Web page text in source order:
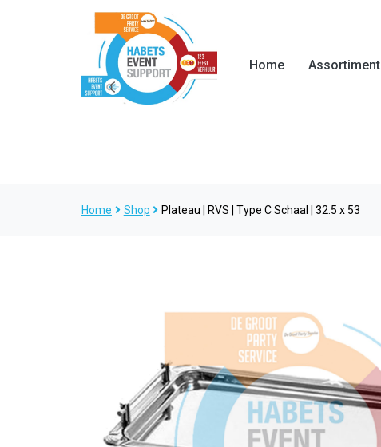
Home Assortiment
Home Shop Plateau | RVS | Type C Schaal | 32.5 x 53